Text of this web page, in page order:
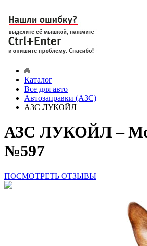
Каталог
Все для авто
Автозаправки (АЗС)
АЗС ЛУКОЙЛ
АЗС ЛУКОЙЛ –
№597
ПОСМОТРЕТЬ ОТЗЫВЫ